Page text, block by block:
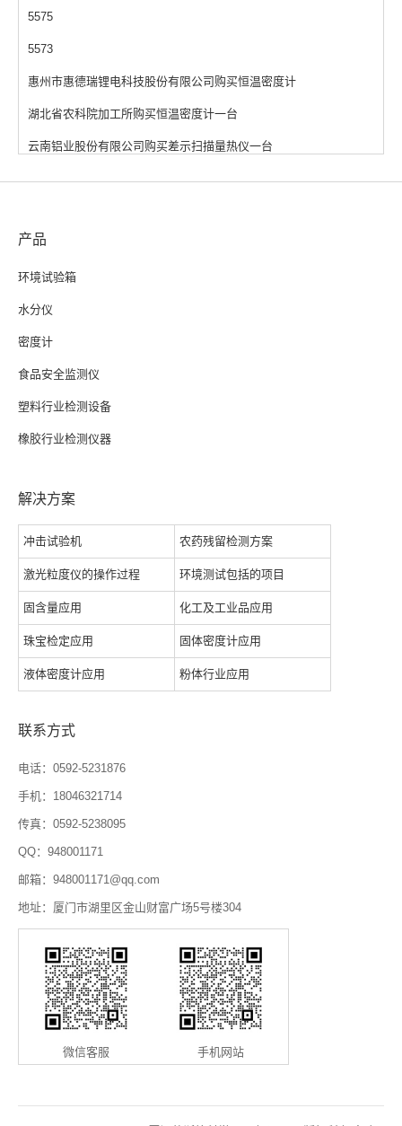
5575
5573
惠州市惠德瑞锂电科技股份有限公司购买恒温密度计
湖北省农科院加工所购买恒温密度计一台
云南铝业股份有限公司购买差示扫描量热仪一台
产品
环境试验箱
水分仪
密度计
食品安全监测仪
塑料行业检测设备
橡胶行业检测仪器
解决方案
冲击试验机 农药残留检测方案
激光粒度仪的操作过程 环境测试包括的项目
固含量应用 化工及工业品应用
珠宝检定应用 固体密度计应用
液体密度计应用 粉体行业应用
联系方式
电话：0592-5231876
手机：18046321714
传真：0592-5238095
QQ：948001171
邮箱：948001171@qq.com
地址：厦门市湖里区金山财富广场5号楼304
微信客服 手机网站